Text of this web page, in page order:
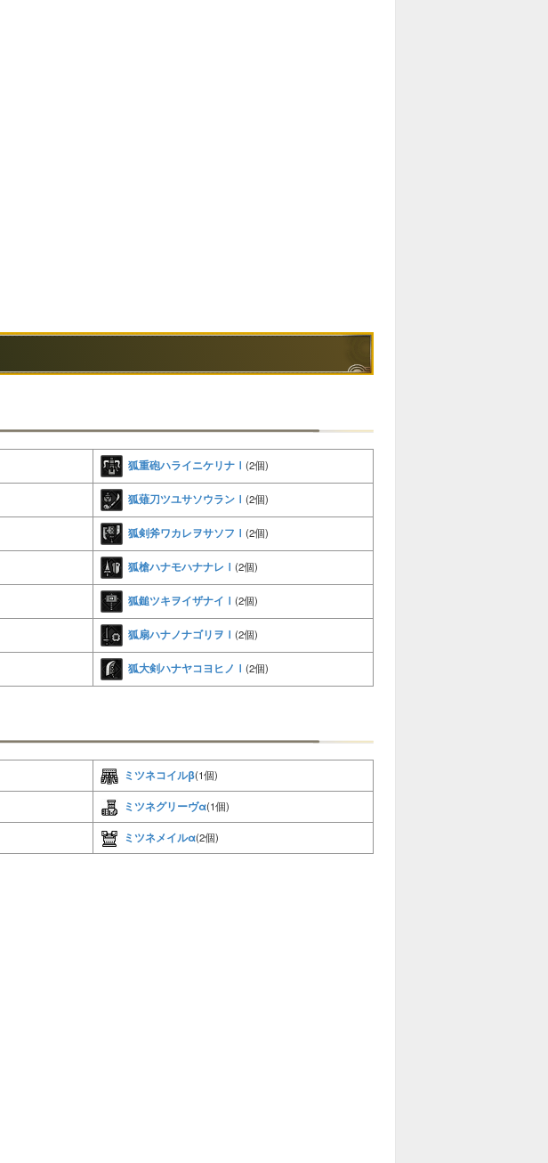
狐重砲ハライニケリナⅠ (2個)
狐薙刀ツユサソウランⅠ (2個)
狐剣斧ワカレヲサソフⅠ (2個)
狐槍ハナモハナナレⅠ (2個)
狐鎚ツキヲイザナイⅠ (2個)
狐扇ハナノナゴリヲⅠ (2個)
狐大剣ハナヤコヨヒノⅠ (2個)
ミツネコイルβ(1個)
ミツネグリーヴα(1個)
ミツネメイルα(2個)